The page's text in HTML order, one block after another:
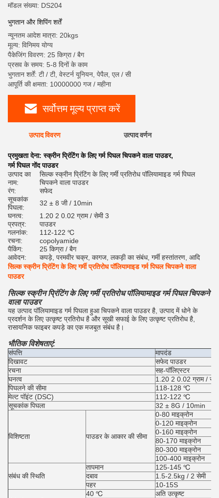
मॉडल संख्या: DS204
भुगतान और शिपिंग शर्तें
न्यूनतम आदेश मात्रा: 20kgs
मूल्य: विनिमय योग्य
पैकेजिंग विवरण: 25 किग्रा / बैग
प्रसव के समय: 5-8 दिनों के काम
भुगतान शर्तें: टी / टी, वेस्टर्न यूनियन, पेपैल, एल / सी
आपूर्ति की क्षमता: 10000000 गज / महीना
सर्वोत्तम मूल्य प्राप्त करें
उत्पाद विवरण उत्पाद वर्णन
प्रमुखता देना:स्क्रीन प्रिंटिंग के लिए गर्म पिघल चिपकने वाला पाउडर,
गर्म पिघल गोंद पाउडर
उत्पाद का
नाम:
सिल्क स्क्रीन प्रिंटिंग के लिए गर्मी प्रतिरोध पॉलियामाइड गर्म पिघल
चिपकने वाला पाउडर
रंग:
सफेद
सूचकांक
पिघला:
32 ± 8 जी / 10min
घनत्व:
1.20 2 0.02 ग्राम / सेमी 3
प्रपत्र:
पाउडर
गलनांक:
112-122 ℃
रचना:
copolyamide
पैकिंग:
25 किग्रा / बैग
आवेदन:
कपड़े, परमवीर चक्र, कागज, लकड़ी का संबंध, गर्मी हस्तांतरण, आदि
सिल्क स्क्रीन प्रिंटिंग के लिए गर्मी प्रतिरोध पॉलियामाइड गर्म पिघल चिपकने वाला
पाउडर
सिल्क स्क्रीन प्रिंटिंग के लिए गर्मी प्रतिरोध पॉलियामाइड गर्म पिघल चिपकने
वाला पाउडर
यह उत्पाद पॉलियामाइड गर्म पिघला हुआ चिपकने वाला पाउडर है, उत्पाद में धोने के
प्रदर्शन के लिए उत्कृष्ट प्रतिरोध है और सूखी सफाई के लिए उत्कृष्ट प्रतिरोध है,
रासायनिक फाइबर कपड़े का एक मजबूत संबंध है।
भौतिक विशेषताएं:
संपत्ति
मापदंड
दिखावट
सफेद पाउडर
रचना
सह-पॉलिएस्टर
घनत्व
1.20 2 0.02 ग्राम /
पिघलने की सीमा
118-128 ℃
मेल्ट पॉइंट (DSC)
112-122 ℃
सूचकांक पिघला
32 ± 8G / 10min
विशिष्टता पाउडर के आकार की सीमा
0-80 माइक्रोन
0-120 माइक्रोन
0-160 माइक्रोन
80-170 माइक्रोन
80-300 माइक्रोन
100-400 माइक्रोन
संबंध की स्थिति
तापमान
125-145 ℃
दबाव
1.5-2.5kg / 2 सेमी
पहर
10-15S
40 ℃
अति उत्कृष्ट